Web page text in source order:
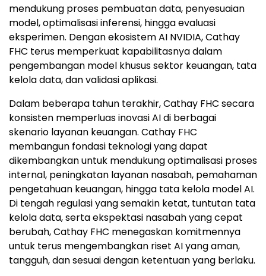
mendukung proses pembuatan data, penyesuaian
model, optimalisasi inferensi, hingga evaluasi
eksperimen. Dengan ekosistem AI NVIDIA, Cathay
FHC terus memperkuat kapabilitasnya dalam
pengembangan model khusus sektor keuangan, tata
kelola data, dan validasi aplikasi.
Dalam beberapa tahun terakhir, Cathay FHC secara
konsisten memperluas inovasi AI di berbagai
skenario layanan keuangan. Cathay FHC
membangun fondasi teknologi yang dapat
dikembangkan untuk mendukung optimalisasi proses
internal, peningkatan layanan nasabah, pemahaman
pengetahuan keuangan, hingga tata kelola model AI.
Di tengah regulasi yang semakin ketat, tuntutan tata
kelola data, serta ekspektasi nasabah yang cepat
berubah, Cathay FHC menegaskan komitmennya
untuk terus mengembangkan riset AI yang aman,
tangguh, dan sesuai dengan ketentuan yang berlaku.